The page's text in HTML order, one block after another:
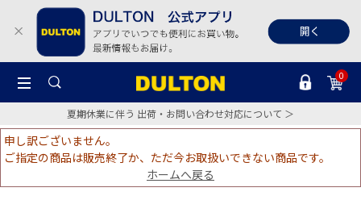
0
夏期休業に伴う 出荷・お問い合わせ対応について ＞
申し訳ございません。
ご指定の商品は販売終了か、ただ今お取扱いできない商品です。
ホームへ戻る